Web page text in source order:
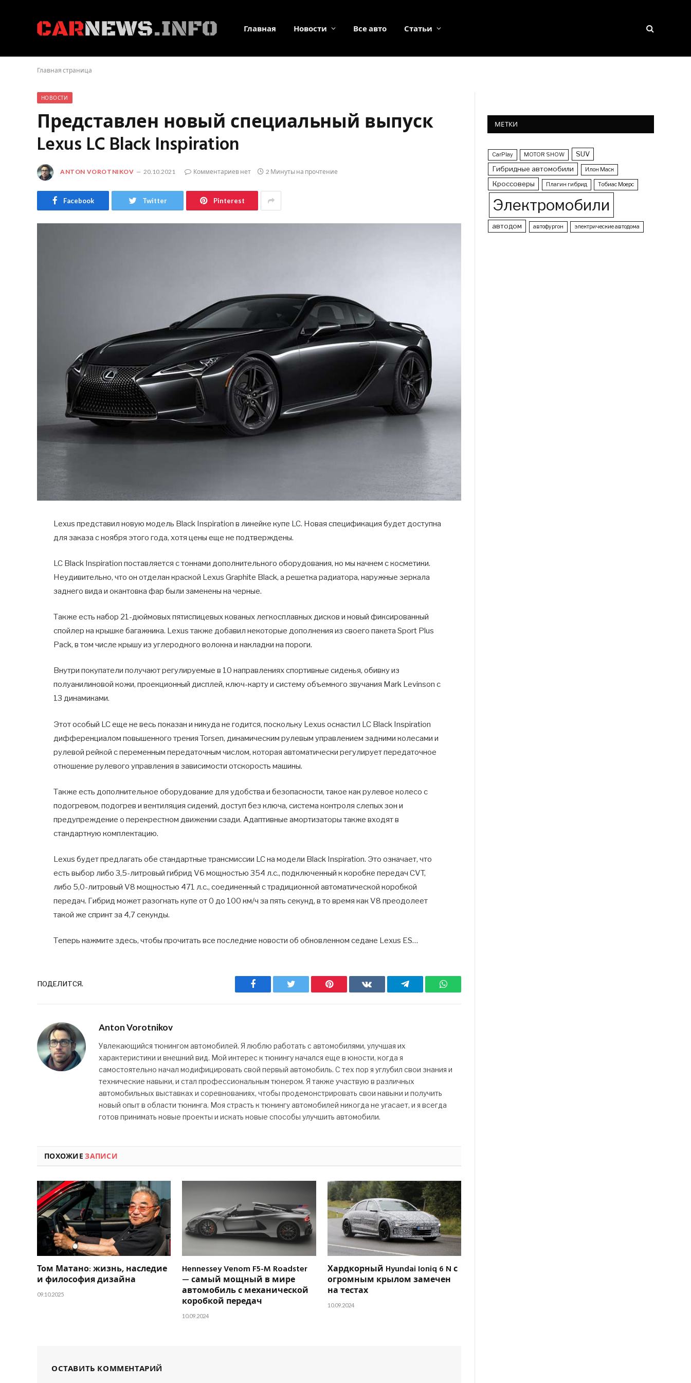
Главная Новости Все авто Статьи
Главная страница
НОВОСТИ
Представлен новый специальный выпуск
Lexus LC Black Inspiration
ANTON VOROTNIKOV 20.10.2021 Комментариев нет 2 Минуты на прочтение
Facebook Twitter Pinterest
Lexus представил новую модель Black Inspiration в линейке купе LC. Новая спецификация будет доступна
для заказа с ноября этого года, хотя цены еще не подтверждены.
LC Black Inspiration поставляется с тоннами дополнительного оборудования, но мы начнем с косметики.
Неудивительно, что он отделан краской Lexus Graphite Black, а решетка радиатора, наружные зеркала
заднего вида и окантовка фар были заменены на черные.
Также есть набор 21-дюймовых пятиспицевых кованых легкосплавных дисков и новый фиксированный
спойлер на крышке багажника. Lexus также добавил некоторые дополнения из своего пакета Sport Plus
Pack, в том числе крышу из углеродного волокна и накладки на пороги.
Внутри покупатели получают регулируемые в 10 направлениях спортивные сиденья, обивку из
полуанилиновой кожи, проекционный дисплей, ключ-карту и систему объемного звучания Mark Levinson с
13 динамиками.
Этот особый LC еще не весь показан и никуда не годится, поскольку Lexus оснастил LC Black Inspiration
дифференциалом повышенного трения Torsen, динамическим рулевым управлением задними колесами и
рулевой рейкой с переменным передаточным числом, которая автоматически регулирует передаточное
отношение рулевого управления в зависимости отскорость машины.
Также есть дополнительное оборудование для удобства и безопасности, такое как рулевое колесо с
подогревом, подогрев и вентиляция сидений, доступ без ключа, система контроля слепых зон и
предупреждение о перекрестном движении сзади. Адаптивные амортизаторы также входят в
стандартную комплектацию.
Lexus будет предлагать обе стандартные трансмиссии LC на модели Black Inspiration. Это означает, что
есть выбор либо 3,5-литровый гибрид V6 мощностью 354 л.с., подключенный к коробке передач CVT,
либо 5,0-литровый V8 мощностью 471 л.с., соединенный с традиционной автоматической коробкой
передач. Гибрид может разогнать купе от 0 до 100 км/ч за пять секунд, в то время как V8 преодолеет
такой же спринт за 4,7 секунды.
Теперь нажмите здесь, чтобы прочитать все последние новости об обновленном седане Lexus ES…
ПОДЕЛИТСЯ. Facebook Twitter Pinterest ВКонтактеTelegram WhatsApp
Anton Vorotnikov
Увлекающийся тюнингом автомобилей. Я люблю работать с автомобилями, улучшая их
характеристики и внешний вид. Мой интерес к тюнингу начался еще в юности, когда я
самостоятельно начал модифицировать свой первый автомобиль. С тех пор я углубил свои знания и
технические навыки, и стал профессиональным тюнером. Я также участвую в различных
автомобильных выставках и соревнованиях, чтобы продемонстрировать свои навыки и получить
новый опыт в области тюнинга. Моя страсть к тюнингу автомобилей никогда не угасает, и я всегда
готов принимать новые проекты и искать новые способы улучшить автомобили.
ПОХОЖИЕЗАПИСИ
Том Матано: жизнь, наследие
и философия дизайна
09.10.2025
Hennessey Venom F5-M Roadster
— самый мощный в мире
автомобиль с механической
коробкой передач
10.09.2024
Хардкорный Hyundai Ioniq 6 N с
огромным крылом замечен
на тестах
10.09.2024
ОСТАВИТЬ КОММЕНТАРИЙ
МЕТКИ
CarPlay MOTOR SHOW
SUV
Гибридные автомобили
Илон Маск
Кроссоверы Плагин гибрид Тобиас Моерс
Электромобили
автодом автофургон электрические автодома